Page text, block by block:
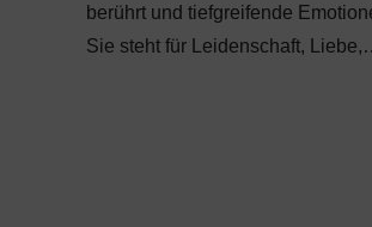
berührt und tiefgreifende
Sie steht für Leidenschaft,